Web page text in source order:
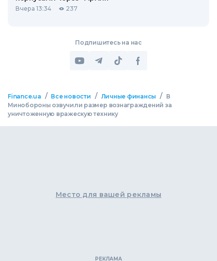
Вчера 13:34 237
Подпишитесь на нас
Finance.ua / Все новости / Личные финансы /
В
Минобороны озвучили размер вознаграждений за
уничтоженную вражескую технику
Место для вашей рекламы